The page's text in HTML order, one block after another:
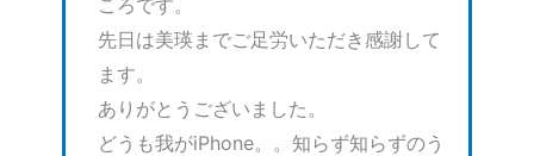
先日は美瑛までご足労いただき感謝して
ます。
ありがとうございました。
どうも我がiPhone。。知らず知らずのう